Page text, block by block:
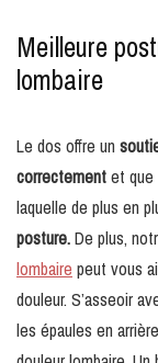
Meilleure
lombaire
Le dos offre un
correctementet que
laquelle de plus en
posture.De plus,
lombaire peut vous
douleur. S’asseoir
les épaules en